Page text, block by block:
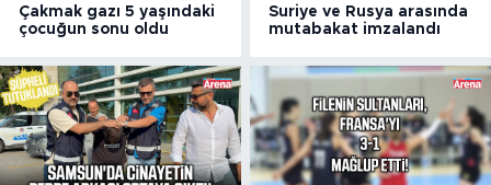
Çakmak gazı 5 yaşındaki
çocuğun sonu oldu
Suriye ve Rusya arasında
mutabakat imzalandı